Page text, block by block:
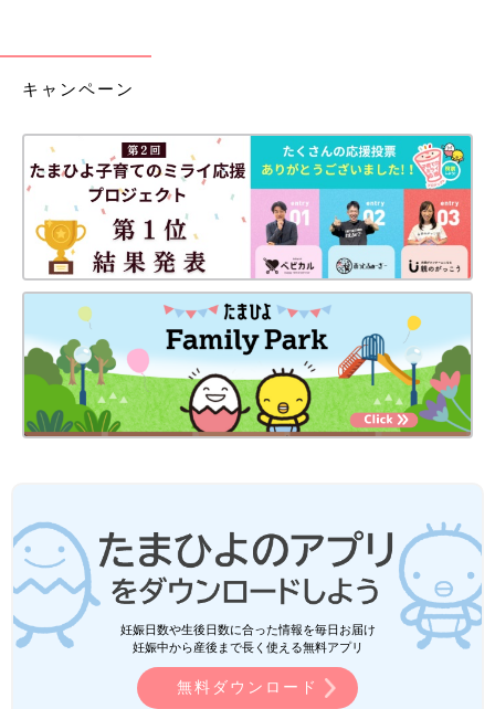
キャンペーン
妊娠日数や生後日数に合った情報を毎日お届け
妊娠中から産後まで長く使える無料アプリ
無料ダウンロード